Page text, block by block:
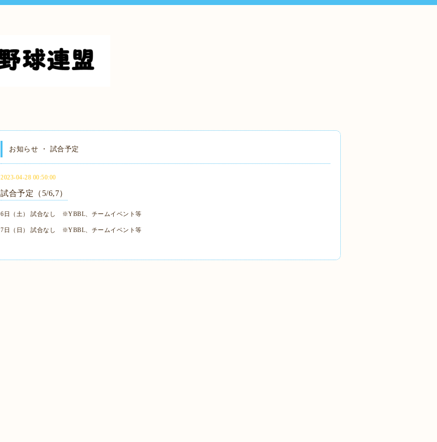
お知らせ ・ 試合予定
2023-04-28 00:50:00
試合予定（5/6,7）
6日（土） 試合なし ※YBBL、チームイベント等
7日（日） 試合なし ※YBBL、チームイベント等